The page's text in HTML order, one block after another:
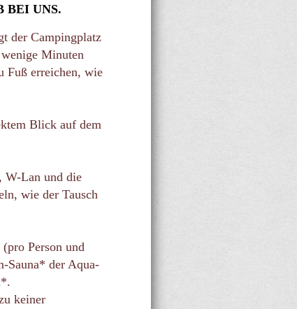
BEI UNS.
der Campingplatz
Minuten
Fuß erreichen, wie
Blick auf dem
W-Lan und die
wie der Tausch
Person und
Sauna* der Aqua-
keiner